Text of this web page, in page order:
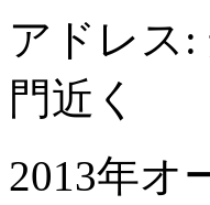
アドレス:
門近く
2013年オ